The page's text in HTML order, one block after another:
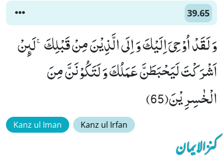
39.65
وَ لَقَدْ اُوْحِیَ اِلَیْكَ وَ اِلَى الَّذِیْنَ مِنْ قَبْلِكَۚ-لَىٕنْ
اَشْرَكْتَ لَیَحْبَطَنَّ عَمَلُكَ وَ لَتَكُوْنَنَّ مِنَ
الْخٰسِرِیْنَ(65)
Kanz ul Iman Kanz ul Irfan
کنزالایمان